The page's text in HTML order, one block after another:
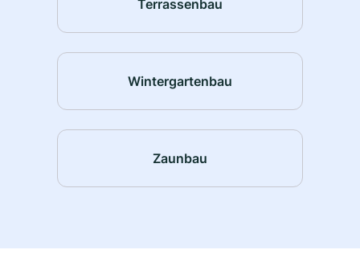
Terrassenbau
Wintergartenbau
Zaunbau